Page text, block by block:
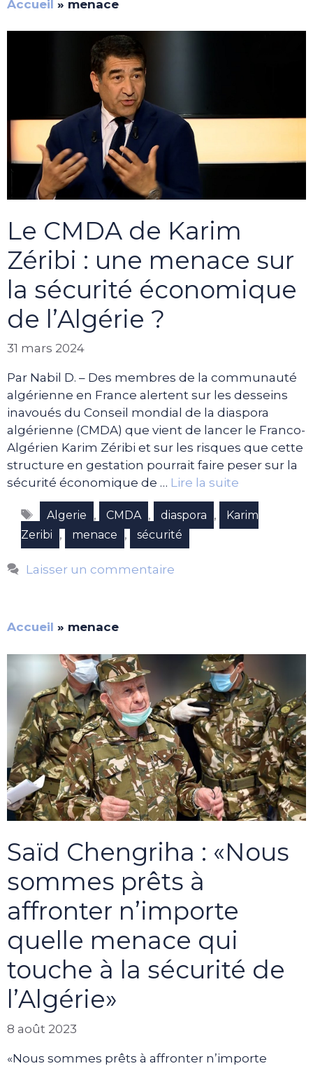
Accueil » menace
Le CMDA de Karim
Zéribi : une menace sur
la sécurité économique
de l’Algérie ?
31 mars 2024
Par Nabil D. – Des membres de la communauté
algérienne en France alertent sur les desseins
inavoués du Conseil mondial de la diaspora
algérienne (CMDA) que vient de lancer le Franco-
Algérien Karim Zéribi et sur les risques que cette
structure en gestation pourrait faire peser sur la
sécurité économique de … Lire la suite
Étiquettes
Algerie , CMDA , diaspora ,
Karim
Zeribi
, menace , sécurité
Laisser un commentaire
Accueil » menace
Saïd Chengriha : «Nous
sommes prêts à
affronter n’importe
quelle menace qui
touche à la sécurité de
l’Algérie»
8 août 2023
«Nous sommes prêts à affronter n’importe